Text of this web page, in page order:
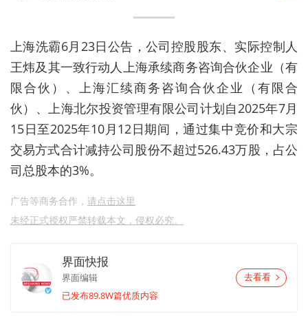
上海洗霸6月23日公告，公司控股股东、实际控制人
王炜及其一致行动人上海承续商务咨询合伙企业（有
限合伙）、上海汇续商务咨询合伙企业（有限合
伙）、上海北尔投资管理有限公司计划自2025年7月
15日至2025年10月12日期间，通过集中竞价和大宗
交易方式合计减持公司股份不超过526.43万股，占公
司总股本的3%。
广告等商务合作， 请点击这里
未经正式授权严禁转载本文，侵权必究。
界面快报
界面编辑
已发布89.8W篇优质内容
去看看